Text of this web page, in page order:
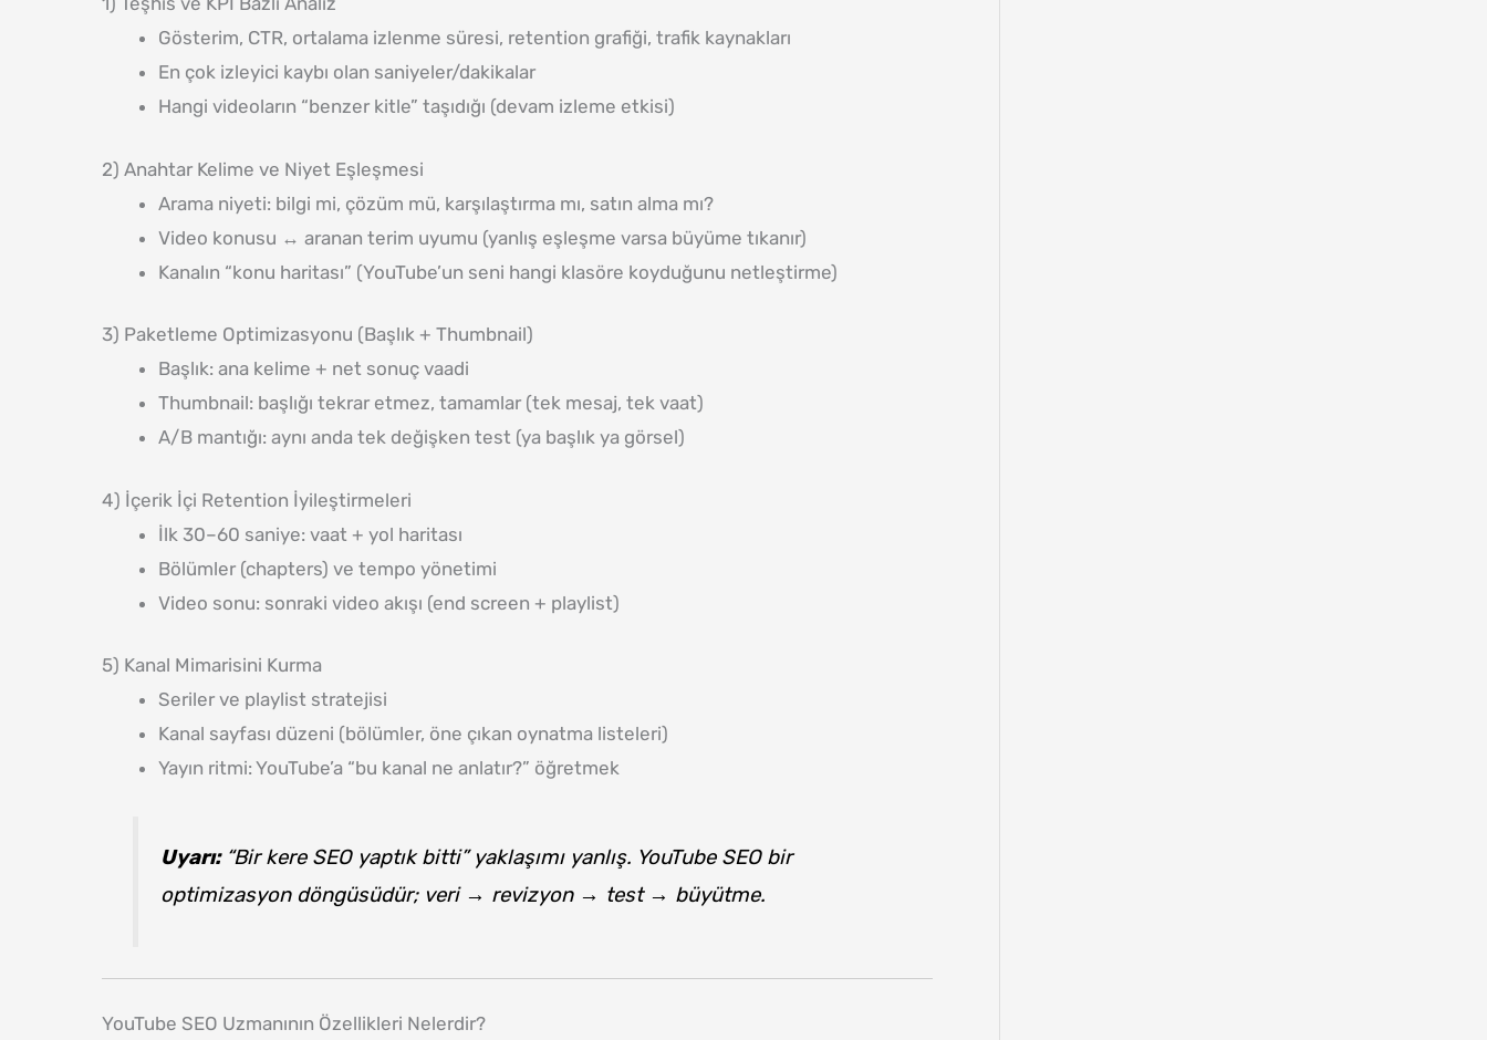
Gösterim, CTR, ortalama izlenme süresi, retention grafiği, trafik kaynakları
En çok izleyici kaybı olan saniyeler/dakikalar
Hangi videoların “benzer kitle” taşıdığı (devam izleme etkisi)
2) Anahtar Kelime ve Niyet Eşleşmesi
Arama niyeti: bilgi mi, çözüm mü, karşılaştırma mı, satın alma mı?
Video konusu ↔ aranan terim uyumu (yanlış eşleşme varsa büyüme tıkanır)
Kanalın “konu haritası” (YouTube’un seni hangi klasöre koyduğunu netleştirme)
3) Paketleme Optimizasyonu (Başlık + Thumbnail)
Başlık: ana kelime + net sonuç vaadi
Thumbnail: başlığı tekrar etmez, tamamlar (tek mesaj, tek vaat)
A/B mantığı: aynı anda tek değişken test (ya başlık ya görsel)
4) İçerik İçi Retention İyileştirmeleri
İlk 30–60 saniye: vaat + yol haritası
Bölümler (chapters) ve tempo yönetimi
Video sonu: sonraki video akışı (end screen + playlist)
5) Kanal Mimarisini Kurma
Seriler ve playlist stratejisi
Kanal sayfası düzeni (bölümler, öne çıkan oynatma listeleri)
Yayın ritmi: YouTube’a “bu kanal ne anlatır?” öğretmek
Uyarı:“Bir kere SEO yaptık bitti” yaklaşımı yanlış. YouTube SEO bir
optimizasyon döngüsüdür; veri → revizyon → test → büyütme.
YouTube SEO Uzmanının Özellikleri Nelerdir?